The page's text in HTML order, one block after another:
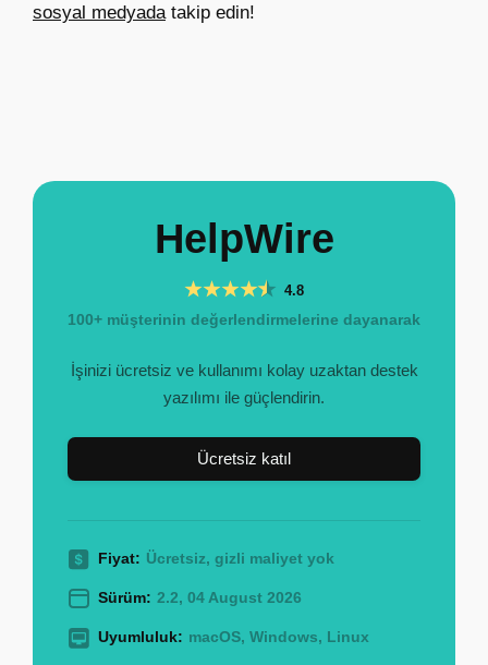
sosyal medyada takip edin!
HelpWire
4.8
100+ müşterinin değerlendirmelerine dayanarak
İşinizi ücretsiz ve kullanımı kolay uzaktan destek
yazılımı ile güçlendirin.
Ücretsiz katıl
Fiyat: Ücretsiz, gizli maliyet yok
Sürüm: 2.2, 04 August 2026
Uyumluluk: macOS, Windows, Linux